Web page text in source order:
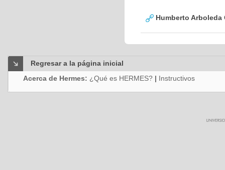
Humberto Arboleda
Regresar a la página inicial
Acerca de Hermes: ¿Qué es HERMES? | Instructivos